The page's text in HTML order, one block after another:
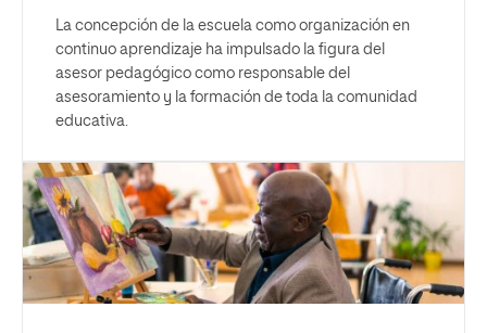
La concepción de la escuela como organización en
continuo aprendizaje ha impulsado la figura del
asesor pedagógico como responsable del
asesoramiento y la formación de toda la comunidad
educativa.